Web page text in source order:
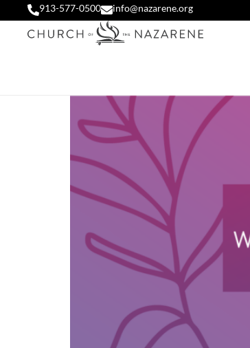
913-577-0500 info@nazarene.org